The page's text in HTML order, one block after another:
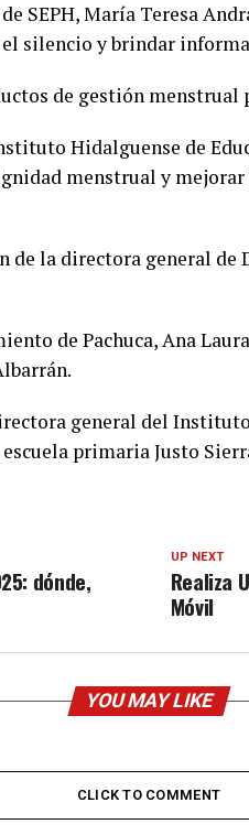
SEPH, María Teresa
silencio y brindar
de gestión menstrual
Hidalguense de
menstrual y
la directora general de
de Pachuca, Ana
general del
primaria Justo
UP NEXT
Realiza
Móvil
dónde,
YOU MAY LIKE
CLICK TO COMMENT